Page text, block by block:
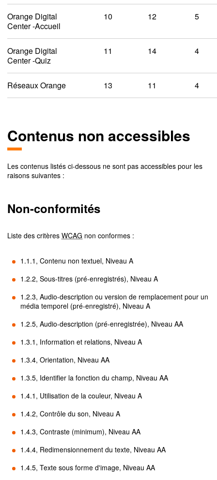
Orange Digital
Center -Accueil
10 12 5
Orange Digital
Center -Quiz
11 14 4
Réseaux Orange 13 11 4
Contenus non accessibles
Les contenus listés ci-dessous ne sont pas accessibles pour les
raisons suivantes :
Non-conformités
Liste des critères WCAG non conformes :
1.1.1, Contenu non textuel, Niveau A
1.2.2, Sous-titres (pré-enregistrés), Niveau A
1.2.3, Audio-description ou version de remplacement pour un
média temporel (pré-enregistré), Niveau A
1.2.5, Audio-description (pré-enregistrée), Niveau AA
1.3.1, Information et relations, Niveau A
1.3.4, Orientation, Niveau AA
1.3.5, Identifier la fonction du champ, Niveau AA
1.4.1, Utilisation de la couleur, Niveau A
1.4.2, Contrôle du son, Niveau A
1.4.3, Contraste (minimum), Niveau AA
1.4.4, Redimensionnement du texte, Niveau AA
1.4.5, Texte sous forme d'image, Niveau AA